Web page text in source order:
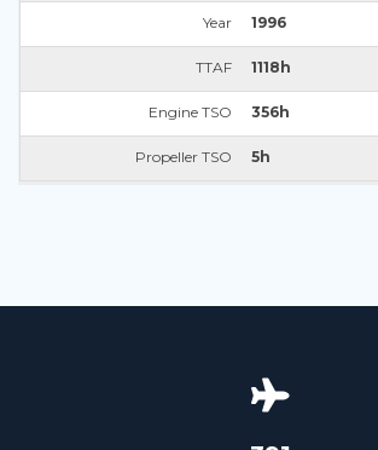
Year 1996
TTAF 1118h
Engine TSO 356h
Propeller TSO 5h